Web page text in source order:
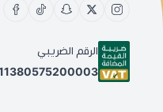
الرقم الضريبي